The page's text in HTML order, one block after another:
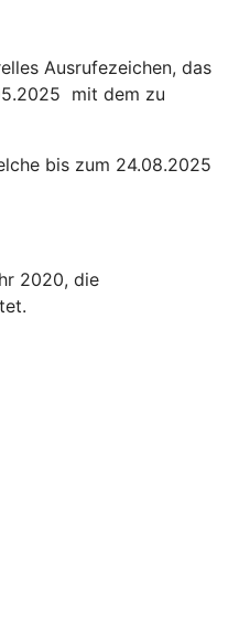
Ausrufezeichen, das
mit dem zu
bis zum 24.08.2025
2020, die